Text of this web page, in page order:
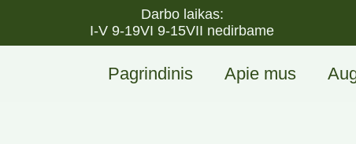
Darbo laikas:
I-V 9-19VI 9-15VII nedirbame
Pagrindinis Apie mus